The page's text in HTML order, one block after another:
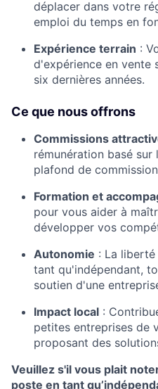
déplacer dans votre
emploi du temps en
Expérience terrain :
d'expérience en vente
six dernières années.
Ce que nous offrons
Commissions
rémunération basé
plafond de
Formation et
pour vous aider à
développer vos
Autonomie : La
tant qu'indépendant,
soutien d'une
Impact local :
petites entreprises de
proposant des
Veuillez s'il vous plait
poste en tant